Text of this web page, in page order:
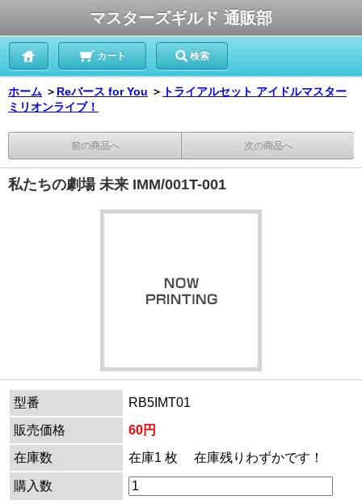
マスターズギルド 通販部
カート 検索
ホーム ＞ Reバース for You ＞ トライアルセット アイドルマスター
ミリオンライブ！
前の商品へ 次の商品へ
私たちの劇場 未来 IMM/001T-001
型番
RB5IMT01
販売価格
60円
在庫数
在庫1 枚 在庫残りわずかです！
購入数